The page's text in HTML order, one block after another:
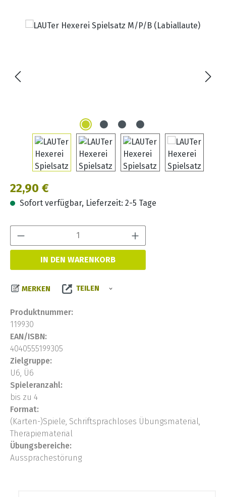
Bildergalerie überspringen
Regulärer Preis:
22,90 €
Sofort verfügbar, Lieferzeit: 2-5 Tage
IN DEN WARENKORB
MERKEN TEILEN
Produktnummer:
119930
EAN/ISBN:
4040555199305
Zielgruppe:
U6, Ü6
Spieleranzahl:
bis zu 4
Format:
(Karten-)Spiele, Schriftsprachloses Übungsmaterial,
Therapiematerial
Übungsbereiche:
Aussprachestörung